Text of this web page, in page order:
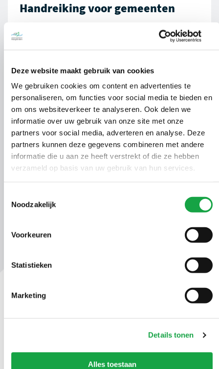
Deze website maakt gebruik van cookies
We gebruiken cookies om content en advertenties te
personaliseren, om functies voor social media te bieden en
om ons websiteverkeer te analyseren. Ook delen we
informatie over uw gebruik van onze site met onze
partners voor social media, adverteren en analyse. Deze
partners kunnen deze gegevens combineren met andere
informatie die u aan ze heeft verstrekt of die ze hebben
verzameld op basis van uw gebruik van hun services.
Noodzakelijk
Voorkeuren
Statistieken
Marketing
Details tonen
Alles toestaan
Handreiking voor gemeenten
Om gemeenten hierbij te ondersteunen heeft
Omgevingsdienst Haaglanden een handreiking
opgesteld. Deze biedt inzicht in de stappen,
komen tot een goed onderbouwd bodemenergieplan.
DeHandreiking Bodemenergieplannen Zuid-Hollandis
nu beschikbaar onder verschillende thema’s op onze
website.
Handreiking Bodemenergieplannen Zuid-
Holland